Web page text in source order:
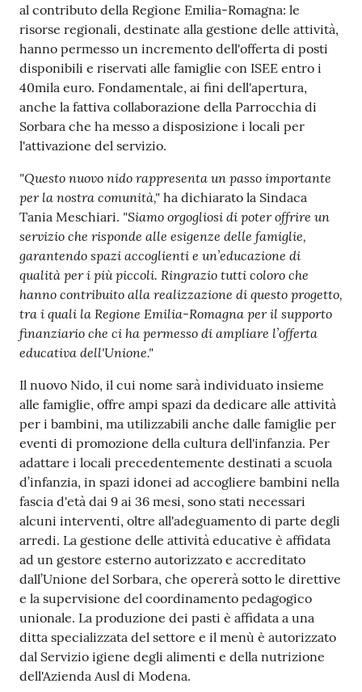
al contributo della Regione Emilia-Romagna: le
risorse regionali, destinate alla gestione delle attività,
hanno permesso un incremento dell'offerta di posti
disponibili e riservati alle famiglie con ISEE entro i
40mila euro. Fondamentale, ai fini dell'apertura,
anche la fattiva collaborazione della Parrocchia di
Sorbara che ha messo a disposizione i locali per
l'attivazione del servizio.
"Questo nuovo nido rappresenta un passo importante
per la nostra comunità," ha dichiarato la Sindaca
Tania Meschiari. "Siamo orgogliosi di poter offrire un
servizio che risponde alle esigenze delle famiglie,
garantendo spazi accoglienti e un’educazione di
qualità per i più piccoli. Ringrazio tutti coloro che
hanno contribuito alla realizzazione di questo progetto,
tra i quali la Regione Emilia-Romagna per il supporto
finanziario che ci ha permesso di ampliare l’offerta
educativa dell'Unione."
Il nuovo Nido, il cui nome sarà individuato insieme
alle famiglie, offre ampi spazi da dedicare alle attività
per i bambini, ma utilizzabili anche dalle famiglie per
eventi di promozione della cultura dell'infanzia. Per
adattare i locali precedentemente destinati a scuola
d’infanzia, in spazi idonei ad accogliere bambini nella
fascia d'età dai 9 ai 36 mesi, sono stati necessari
alcuni interventi, oltre all'adeguamento di parte degli
arredi. La gestione delle attività educative è affidata
ad un gestore esterno autorizzato e accreditato
dall’Unione del Sorbara, che opererà sotto le direttive
e la supervisione del coordinamento pedagogico
unionale. La produzione dei pasti è affidata a una
ditta specializzata del settore e il menù è autorizzato
dal Servizio igiene degli alimenti e della nutrizione
dell'Azienda Ausl di Modena.